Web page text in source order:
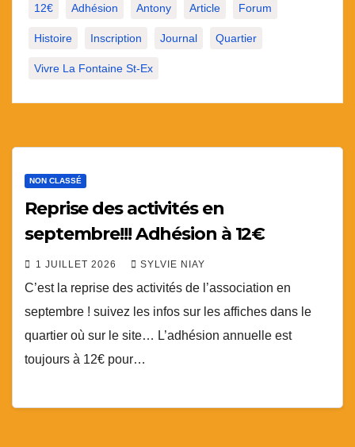
12€ Adhésion Antony Article Forum
Histoire Inscription Journal Quartier
Vivre La Fontaine St-Ex
NON CLASSÉ
Reprise des activités en
septembre!!! Adhésion à 12€
1 JUILLET 2026 SYLVIE NIAY
C’est la reprise des activités de l’association en
septembre ! suivez les infos sur les affiches dans le
quartier où sur le site… L’adhésion annuelle est
toujours à 12€ pour…